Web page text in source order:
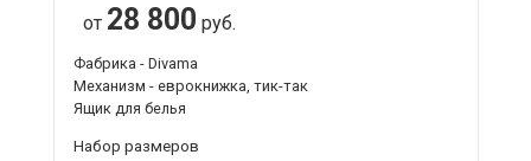
от 28 800 руб.
Фабрика - Divama
Механизм - еврокнижка, тик-так
Ящик для белья
Набор размеров